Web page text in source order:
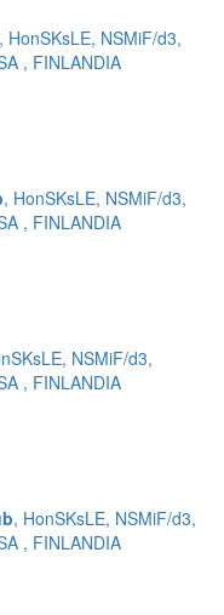
, HonSKsLE, NSMiF/d3,
, FINLANDIA
, HonSKsLE, NSMiF/d3,
, FINLANDIA
NSMiF/d3,
, FINLANDIA
, HonSKsLE, NSMiF/d3,
, FINLANDIA